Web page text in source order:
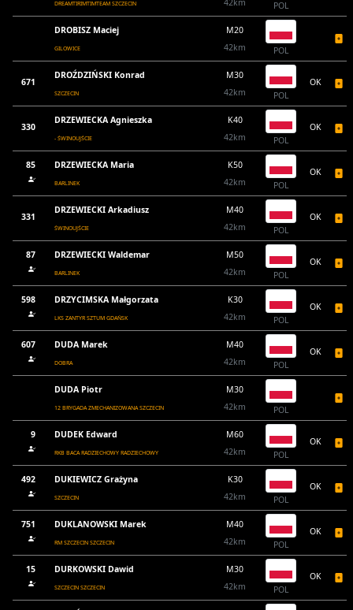
DREAMTIRIMTIMTEAM SZCZECIN 42km POL
DROBISZ Maciej
GILOWICE
M20
42km
POL
671
DROŹDZIŃSKI Konrad
SZCZECIN
M30
42km
POL
OK
330
DRZEWIECKA Agnieszka
- ŚWINOUJŚCIE
K40
42km
POL
OK
85 DRZEWIECKA Maria
BARLINEK
K50
42km
POL
OK
331
DRZEWIECKI Arkadiusz
ŚWINOUJŚCIE
M40
42km
POL
OK
87 DRZEWIECKI Waldemar
BARLINEK
M50
42km
POL
OK
598 DRZYCIMSKA Małgorzata
LKS ZANTYR SZTUM GDAŃSK
K30
42km
POL
OK
607 DUDA Marek
DOBRA
M40
42km
POL
OK
DUDA Piotr
12 BRYGADA ZMECHANIZOWANA SZCZECIN
M30
42km
POL
9 DUDEK Edward
RKB BACA RADZIECHOWY RADZIECHOWY
M60
42km
POL
OK
492 DUKIEWICZ Grażyna
SZCZECIN
K30
42km
POL
OK
751 DUKLANOWSKI Marek
RM SZCZECIN SZCZECIN
M40
42km
POL
OK
15 DURKOWSKI Dawid
SZCZECIN SZCZECIN
M30
42km
POL
OK